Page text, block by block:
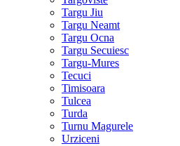
Targu Jiu
Targu Neamt
Targu Ocna
Targu Secuiesc
Targu-Mures
Tecuci
Timisoara
Tulcea
Turda
Turnu Magurele
Urziceni